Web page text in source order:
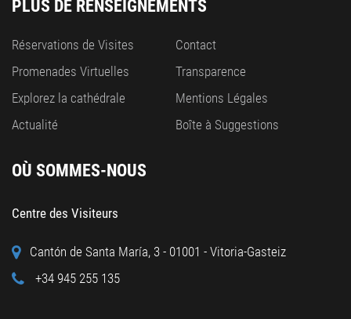
PLUS DE RENSEIGNEMENTS
Réservations de Visites
Promenades Virtuelles
Explorez la cathédrale
Actualité
Contact
Transparence
Mentions Légales
Boîte à Suggestions
OÙ SOMMES-NOUS
Centre des Visiteurs
Cantón de Santa María, 3 - 01001 - Vitoria-Gasteiz
+34 945 255 135